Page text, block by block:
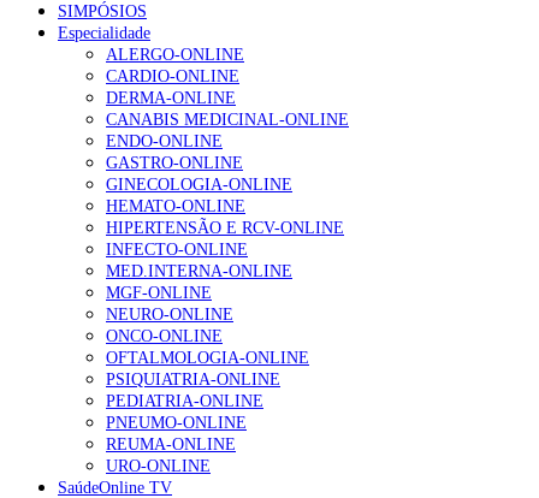
SIMPÓSIOS
Especialidade
ALERGO-ONLINE
CARDIO-ONLINE
DERMA-ONLINE
CANABIS MEDICINAL-ONLINE
ENDO-ONLINE
GASTRO-ONLINE
GINECOLOGIA-ONLINE
HEMATO-ONLINE
HIPERTENSÃO E RCV-ONLINE
INFECTO-ONLINE
MED.INTERNA-ONLINE
MGF-ONLINE
NEURO-ONLINE
ONCO-ONLINE
OFTALMOLOGIA-ONLINE
PSIQUIATRIA-ONLINE
PEDIATRIA-ONLINE
PNEUMO-ONLINE
REUMA-ONLINE
URO-ONLINE
SaúdeOnline TV